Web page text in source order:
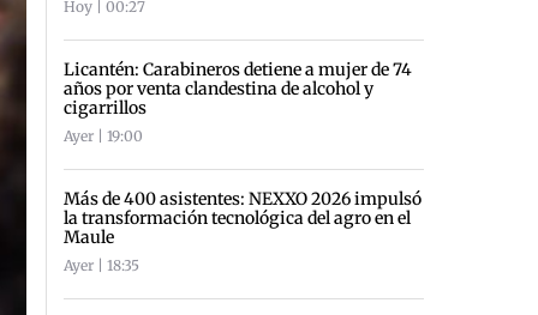
Hoy | 00:27
Licantén: Carabineros detiene a mujer de 74
años por venta clandestina de alcohol y
cigarrillos
Ayer | 19:00
Más de 400 asistentes: NEXXO 2026 impulsó
la transformación tecnológica del agro en el
Maule
Ayer | 18:35